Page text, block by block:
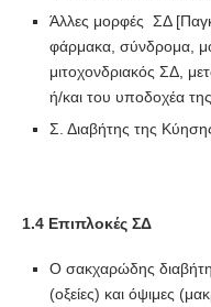
Άλλες μορφές ΣΔ
φάρμακα, σύνδρομα,
μιτοχονδριακός ΣΔ,
ή/και του υποδοχέα
Σ. Διαβήτης της
1.4 Επιπλοκές ΣΔ
Ο σακχαρώδης
(οξείες) και όψιμες